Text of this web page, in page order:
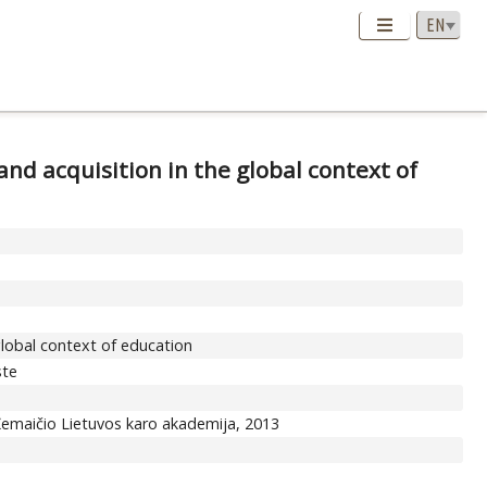
acquisition in the global context of
context of education
Lietuvos karo akademija, 2013